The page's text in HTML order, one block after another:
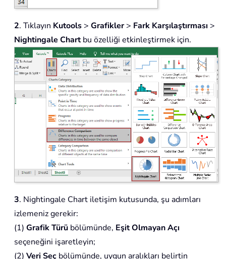
2. Tıklayın Kutools > Grafikler> Fark Karşılaştırması >
Nightingale Chartbu özelliği etkinleştirmek için.
3. Nightingale Chart iletişim kutusunda, şu adımları
izlemeniz gerekir:
(1) Grafik Türü bölümünde, Eşit Olmayan Açı
seçeneğini işaretleyin;
(2) Veri Seç bölümünde, uygun aralıkları belirtin